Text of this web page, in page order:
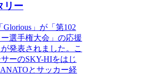
リー
」が「第102
選手権大会」の応援
発表されました。こ
ーのSKY-HIをはじ
とサッカー経